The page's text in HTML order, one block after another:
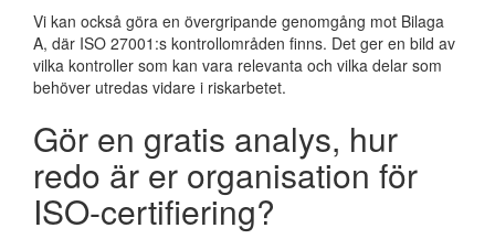
Vi kan också göra en övergripande genomgång mot Bilaga
A, där ISO 27001:s kontrollområden finns. Det ger en bild av
vilka kontroller som kan vara relevanta och vilka delar som
behöver utredas vidare i riskarbetet.
Gör en gratis analys, hur
redo är er organisation för
ISO-certifiering?